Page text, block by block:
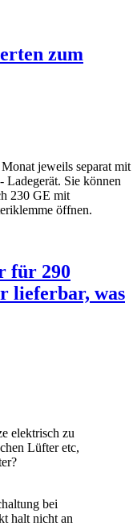
zum
jeweils separat mit
Sie können
230 GE mit
öffnen.
für 290
lieferbar, was
elektrisch zu
Lüfter etc,
bei
halt nicht an